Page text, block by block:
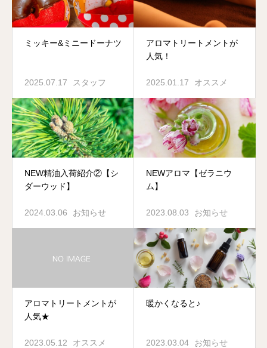
ミッキー&ミニードーナツ
2025.07.17 スタッフ
アロマトリートメントが
人気！
2025.01.17 オススメ
NEW精油入荷紹介②【シ
ダーウッド】
2024.03.06 お知らせ
NEWアロマ【ゼラニウ
ム】
2023.08.03 お知らせ
アロマトリートメントが
人気★
2023.05.12 オススメ
暖かくなると♪
2023.03.04 お知らせ